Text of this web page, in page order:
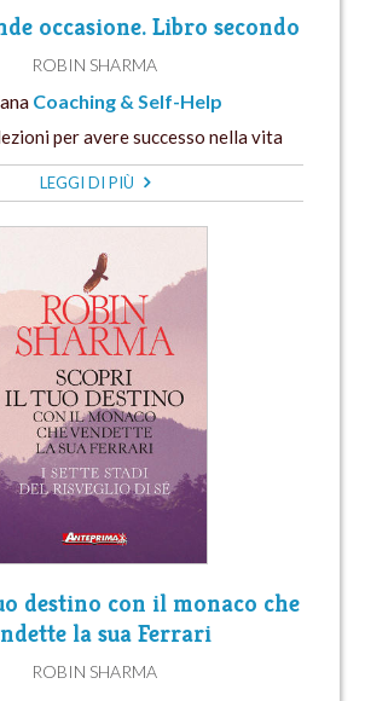
occasione. Libro secondo
ROBIN SHARMA
Coaching & Self-Help
per avere successo nella vita
LEGGI DI PIÙ
destino con il monaco che
la sua Ferrari
ROBIN SHARMA